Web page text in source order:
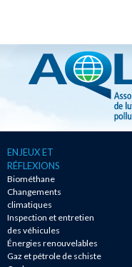
ENJEUX ET
RÉFLEXIONS
Biométhane
Changements
climatiques
Inspection et entretien
des véhicules
Énergies renouvelables
Gaz et pétrole de schiste